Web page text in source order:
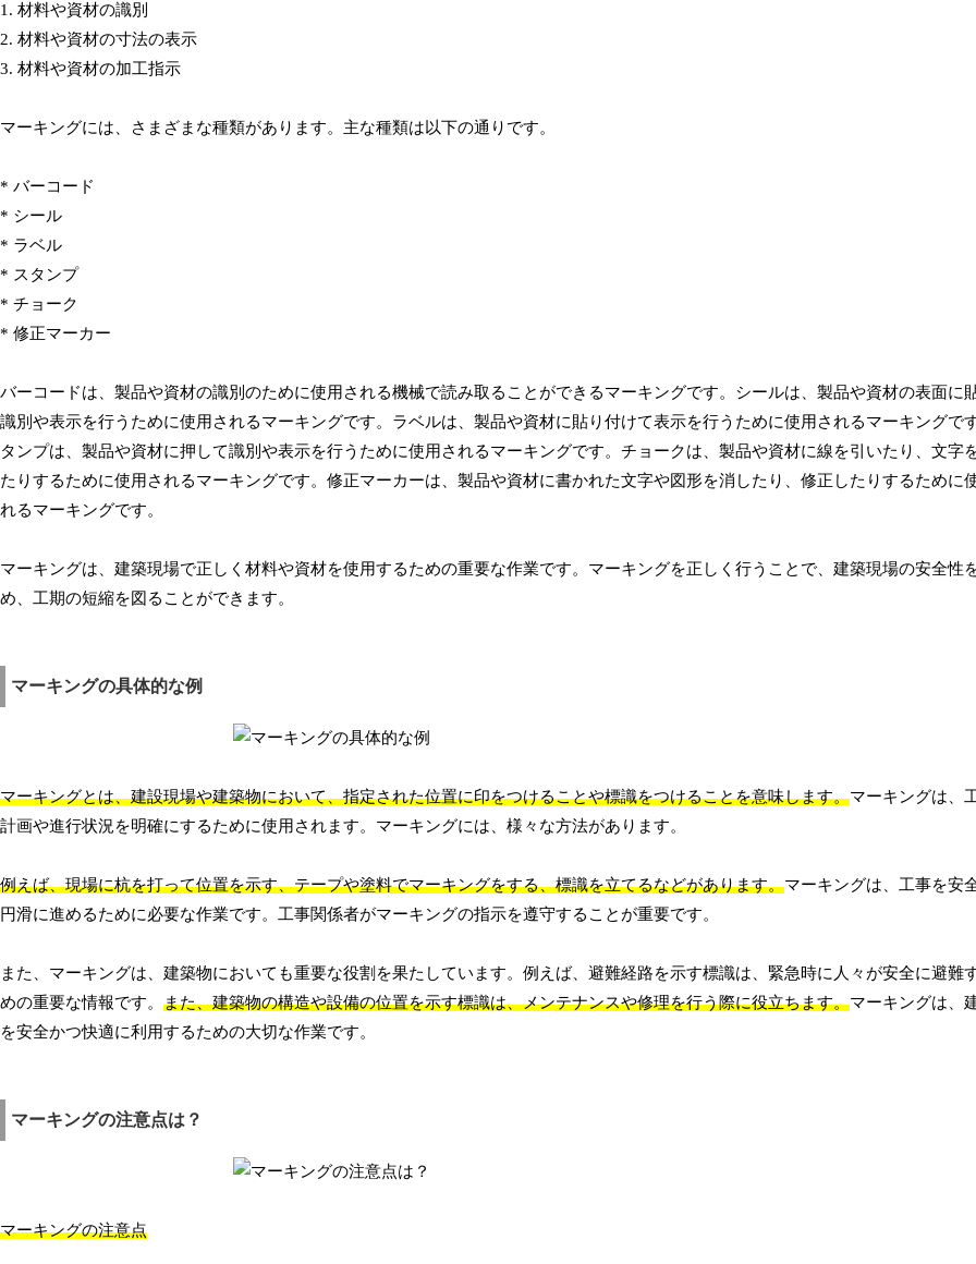
1. 材料や資材の識別
2. 材料や資材の寸法の表示
3. 材料や資材の加工指示
マーキングには、さまざまな種類があります。主な種類は以下の通りです。
* バーコード
* シール
* ラベル
* スタンプ
* チョーク
* 修正マーカー
バーコードは、製品や資材の識別のために使用される機械で読み取ることができるマーキングです。シールは、製品や資材の表面に
識別や表示を行うために使用されるマーキングです。ラベルは、製品や資材に貼り付けて表示を行うために使用されるマーキングで
タンプは、製品や資材に押して識別や表示を行うために使用されるマーキングです。チョークは、製品や資材に線を引いたり、文字
たりするために使用されるマーキングです。修正マーカーは、製品や資材に書かれた文字や図形を消したり、修正したりするために
れるマーキングです。
マーキングは、建築現場で正しく材料や資材を使用するための重要な作業です。マーキングを正しく行うことで、建築現場の安全性
め、工期の短縮を図ることができます。
マーキングの具体的な例
マーキングとは、建設現場や建築物において、指定された位置に印をつけることや標識をつけることを意味します。マーキングは、
計画や進行状況を明確にするために使用されます。マーキングには、様々な方法があります。
例えば、現場に杭を打って位置を示す、テープや塗料でマーキングをする、標識を立てるなどがあります。マーキングは、工事を安
円滑に進めるために必要な作業です。工事関係者がマーキングの指示を遵守することが重要です。
また、マーキングは、建築物においても重要な役割を果たしています。例えば、避難経路を示す標識は、緊急時に人々が安全に避難
めの重要な情報です。 また、建築物の構造や設備の位置を示す標識は、メンテナンスや修理を行う際に役立ちます。マーキングは、
を安全かつ快適に利用するための大切な作業です。
マーキングの注意点は？
マーキングの注意点